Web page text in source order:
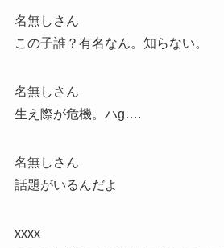
名無しさん
この子誰？有名なん。知らない。
名無しさん
生え際が危機。ハg….
名無しさん
話題がいるんだよ
xxxx